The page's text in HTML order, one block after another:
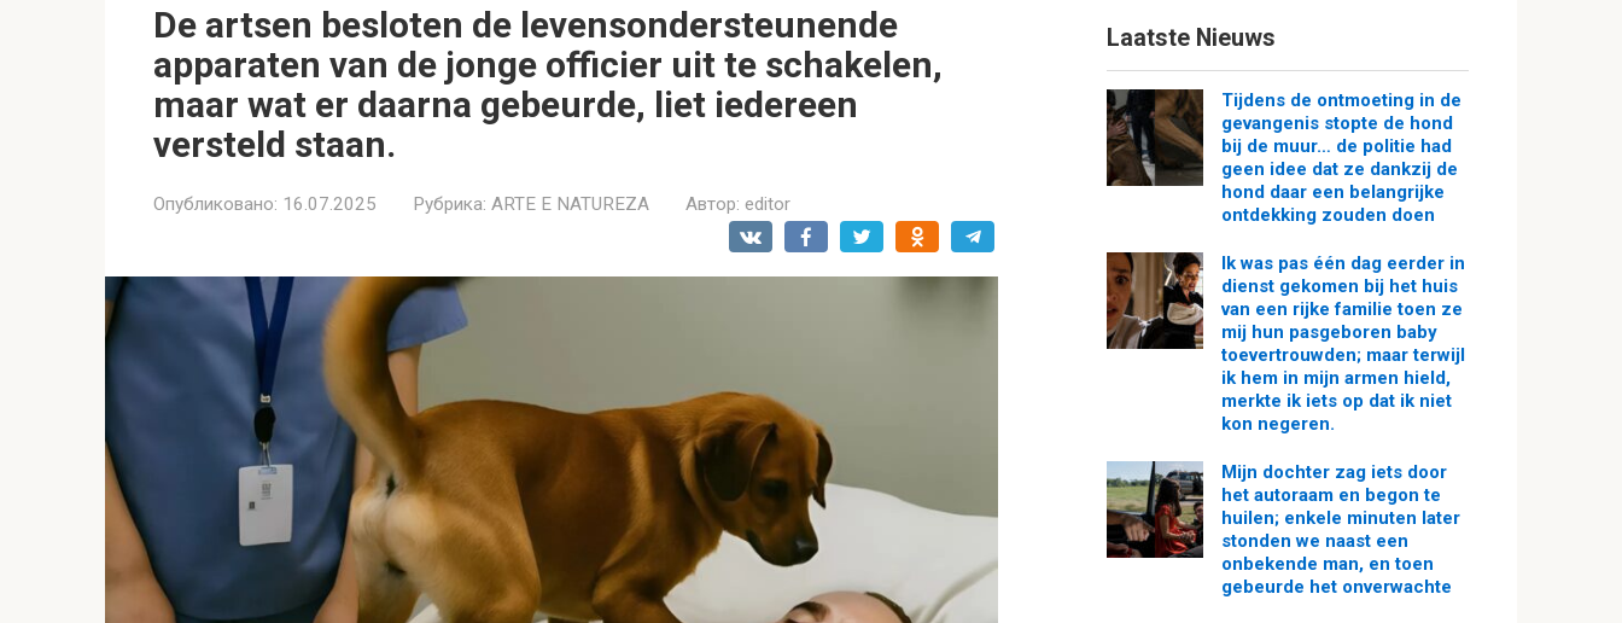
De artsen besloten de levensondersteunende
apparaten van de jonge officier uit te schakelen,
maar wat er daarna gebeurde, liet iedereen
versteld staan.
Опубликовано: 16.07.2025 Рубрика: ARTE E NATUREZA Автор: editor
Laatste Nieuws
Tijdens de ontmoeting in de
gevangenis stopte de hond
bij de muur… de politie had
geen idee dat ze dankzij de
hond daar een belangrijke
ontdekking zouden doen
Ik was pas één dag eerder in
dienst gekomen bij het huis
van een rijke familie toen ze
mij hun pasgeboren baby
toevertrouwden; maar terwijl
ik hem in mijn armen hield,
merkte ik iets op dat ik niet
kon negeren.
Mijn dochter zag iets door
het autoraam en begon te
huilen; enkele minuten later
stonden we naast een
onbekende man, en toen
gebeurde het onverwachte